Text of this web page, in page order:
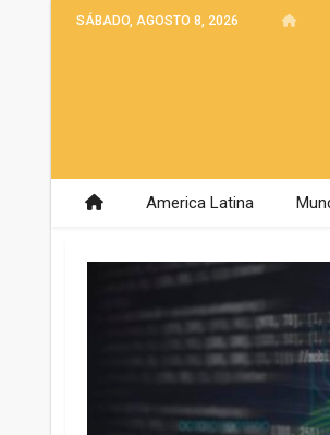
SÁBADO, AGOSTO 8, 2026
America Latina